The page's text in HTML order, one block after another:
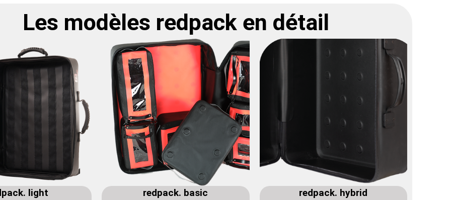
Les modèles redpack en détail
light
redpack. basic
redpack. hybrid